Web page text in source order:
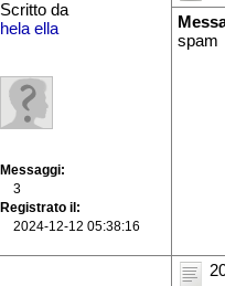
Scritto da
hela ella
Messaggi
3
Registrato il
2024-12-12 05:38:16
spam